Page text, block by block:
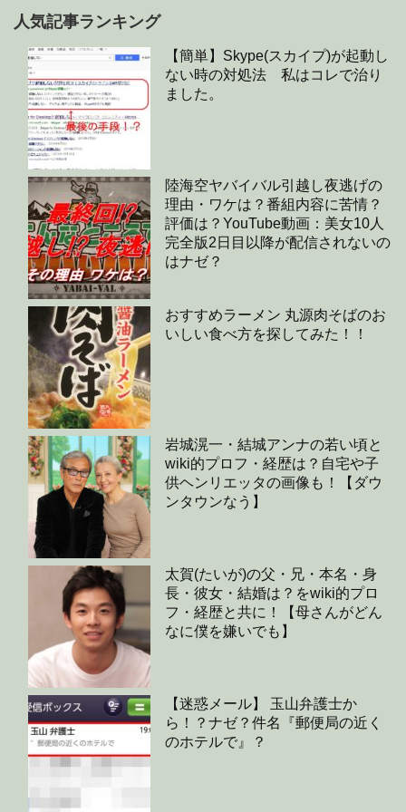
人気記事ランキング
【簡単】Skype(スカイプ)が起動し
ない時の対処法 私はコレで治り
ました。
陸海空ヤバイバル引越し夜逃げの
理由・ワケは？番組内容に苦情？
評価は？YouTube動画：美女10人
完全版2日目以降が配信されないの
はナゼ？
おすすめラーメン 丸源肉そばのお
いしい食べ方を探してみた！！
岩城滉一・結城アンナの若い頃と
wiki的プロフ・経歴は？自宅や子
供ヘンリエッタの画像も！【ダウ
ンタウンなう】
太賀(たいが)の父・兄・本名・身
長・彼女・結婚は？をwiki的プロ
フ・経歴と共に！【母さんがどん
なに僕を嫌いでも】
【迷惑メール】 玉山弁護士か
ら！？ナゼ？件名『郵便局の近く
のホテルで』？